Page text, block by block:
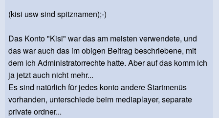
(kisi usw sind spitznamen);-)
Das Konto "Kisi" war das am meisten verwendete, und
das war auch das im obigen Beitrag beschriebene, mit
dem ich Administratorrechte hatte. Aber auf das komm ich
ja jetzt auch nicht mehr...
Es sind natürlich für jedes konto andere Startmenüs
vorhanden, unterschiede beim mediaplayer, separate
private ordner...